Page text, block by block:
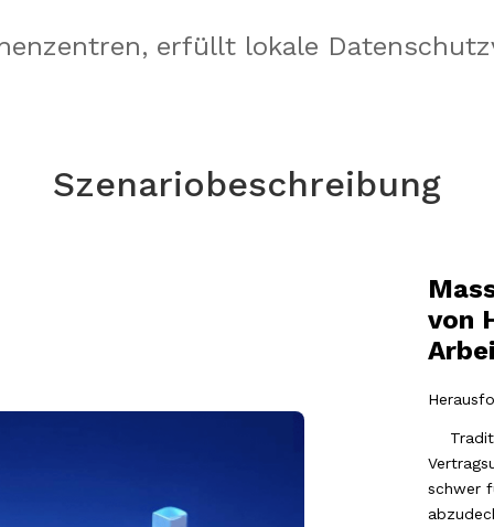
erfüllt lokale
Szenariobeschreibung
von
schwer